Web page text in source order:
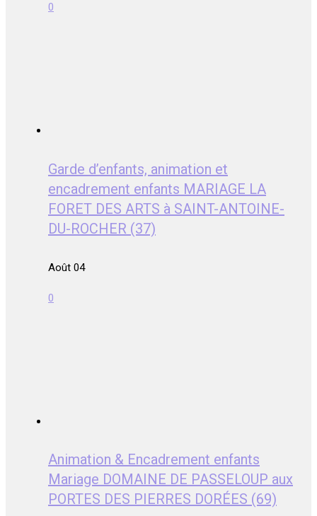
0
Garde d’enfants, animation et
encadrement enfants MARIAGE LA
FORET DES ARTS à SAINT-ANTOINE-
DU-ROCHER (37)
Août 04
0
Animation & Encadrement enfants
Mariage DOMAINE DE PASSELOUP aux
PORTES DES PIERRES DORÉES (69)